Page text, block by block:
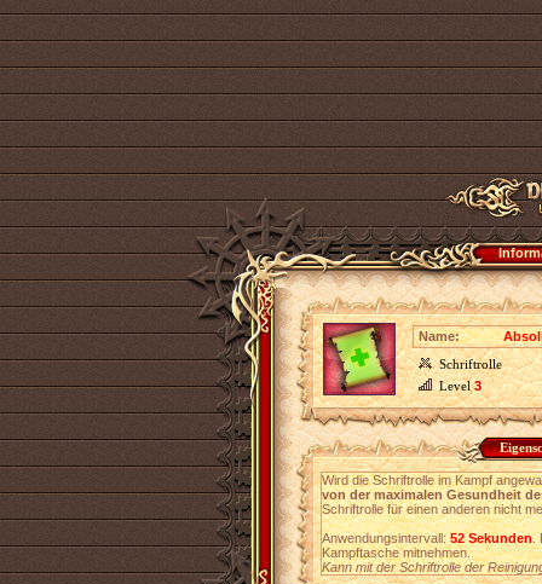
Name:
Schriftrolle
Level3
Wird die Schriftrolle im Kampf
von der maximalen Gesundheit
Schriftrolle für einen anderen nicht
Anwendungsintervall:52 Sekunden.
Kampftasche mitnehmen.
Kann mit der Schriftrolle der